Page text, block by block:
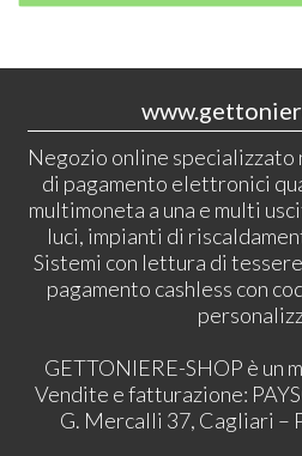
Negozio online
di pagamento elettronici
multimoneta a una e multi
luci, impianti di
Sistemi con lettura di
pagamento cashless con
GETTONIERE-SHOP è un
Vendite e fatturazione:
G. Mercalli 37, Cagliari –